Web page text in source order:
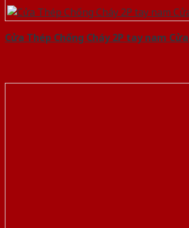
Cửa Thép Chống Cháy 2P tay nam